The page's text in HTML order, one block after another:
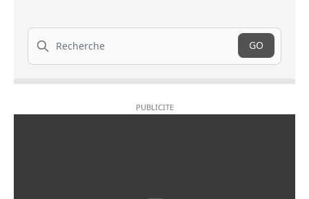
Recherche
GO